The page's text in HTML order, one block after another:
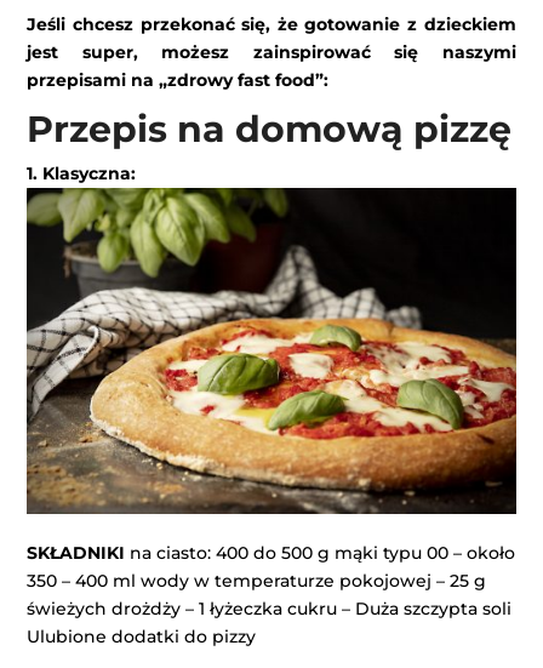
Jeśli chcesz przekonać się, że gotowanie z dzieckiem
jest super, możesz zainspirować się naszymi
przepisami na „zdrowy fast food”:
Przepis na domową pizzę
1. Klasyczna:
SKŁADNIKI na ciasto: 400 do 500 g mąki typu 00 – około
350 – 400 ml wody w temperaturze pokojowej – 25 g
świeżych drożdży – 1 łyżeczka cukru – Duża szczypta soli
Ulubione dodatki do pizzy